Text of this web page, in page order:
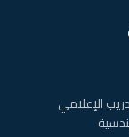
الإعلامي